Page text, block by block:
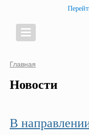
Главная
Новости
В